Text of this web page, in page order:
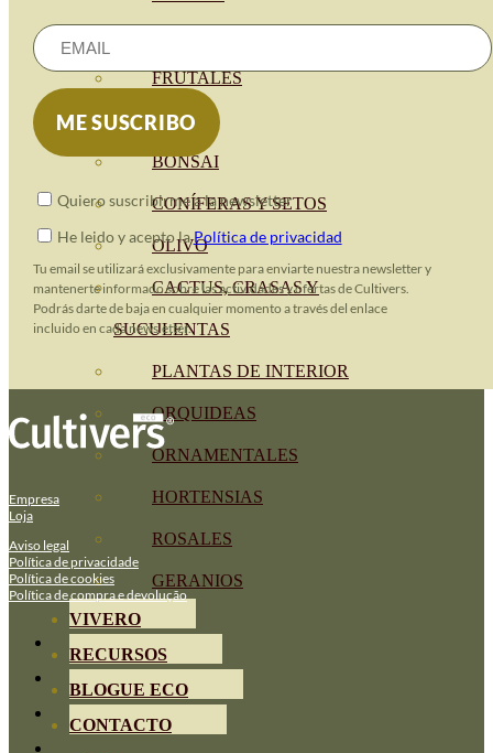
FRUTALES
CÉSPED
BONSAI
CONÍFERAS Y SETOS
OLIVO
CACTUS, CRASAS Y
SUCULENTAS
PLANTAS DE INTERIOR
ORQUIDEAS
ORNAMENTALES
HORTENSIAS
ROSALES
GERANIOS
VIVERO
RECURSOS
BLOGUE ECO
CONTACTO
Quiero suscribirme a la newsletter
He leido y acepto laPolítica de privacidad
Tu email se utilizará exclusivamente para enviarte nuestra newsletter y
mantenerte informado sobre las actividades y ofertas de Cultivers.
Podrás darte de baja en cualquier momento a través del enlace
incluido en cada newsletter.
Empresa
Loja
Aviso legal
Política de privacidade
Política de cookies
Política de compra e devolução